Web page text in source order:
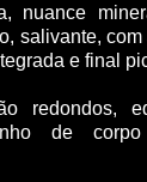
nuance
salivante,
e final
redondos,
de